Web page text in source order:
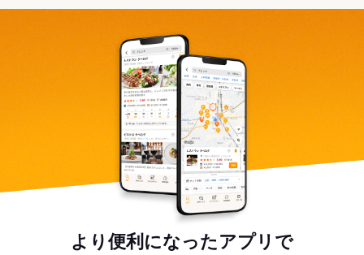
より便利になったアプリで